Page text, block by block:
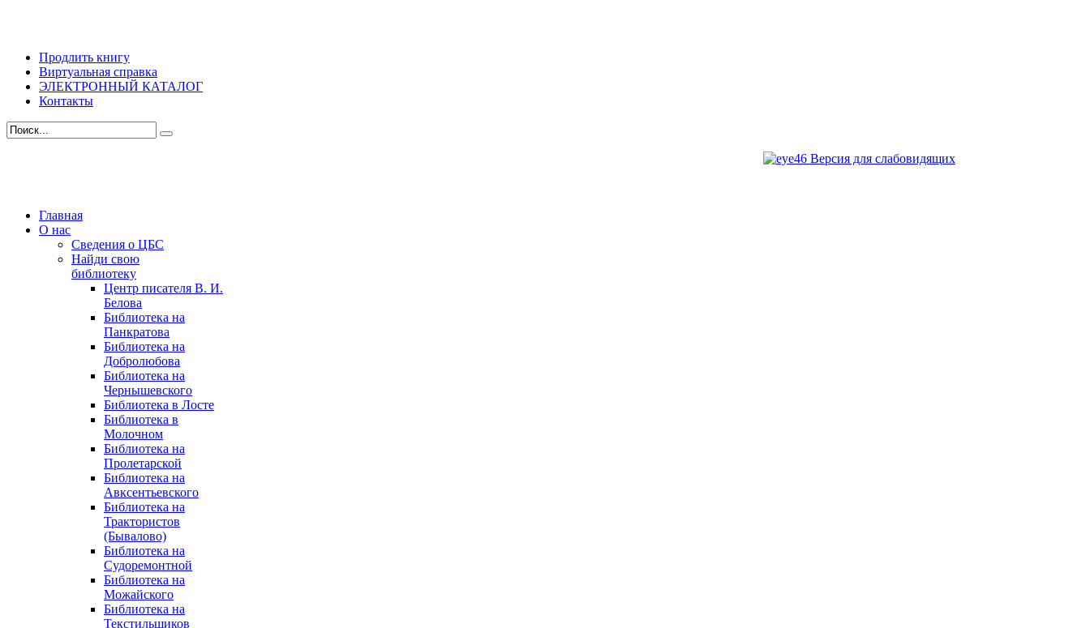
Продлить книгу
Виртуальная справка
ЭЛЕКТРОННЫЙ КАТАЛОГ
Контакты
Версия для слабовидящих
Главная
О нас
Сведения о ЦБС
Найди свою
библиотеку
Центр писателя В. И.
Белова
Библиотека на
Панкратова
Библиотека на
Добролюбова
Библиотека на
Чернышевского
Библиотека в Лосте
Библиотека в
Молочном
Библиотека на
Пролетарской
Библиотека на
Авксентьевского
Библиотека на
Трактористов
(Бывалово)
Библиотека на
Судоремонтной
Библиотека на
Можайского
Библиотека на
Текстильщиков